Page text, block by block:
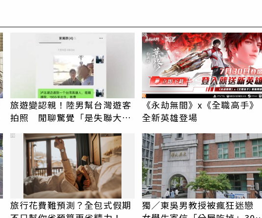
旅遊變認親！陸男幫台灣遊客
拍照 閒聊驚覺「是失聯大
《永劫無間》x《全職高手》
全新英雄登場
PR
旅行花費難預測？全包式假期
PR
獨／東吳男教授被瘋狂迷